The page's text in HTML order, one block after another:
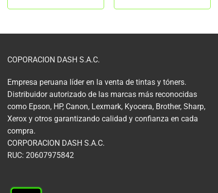
COPORACION DASH S.A.C.
Empresa peruana líder en la venta de tintas y tóners.
Distribuidor autorizado de las marcas más reconocidas
como Epson, HP, Canon, Lexmark, Kyocera, Brother, Sharp,
Xerox y otros garantizando calidad y confianza en cada
compra.
CORPORACION DASH S.A.C.
RUC: 20607975842